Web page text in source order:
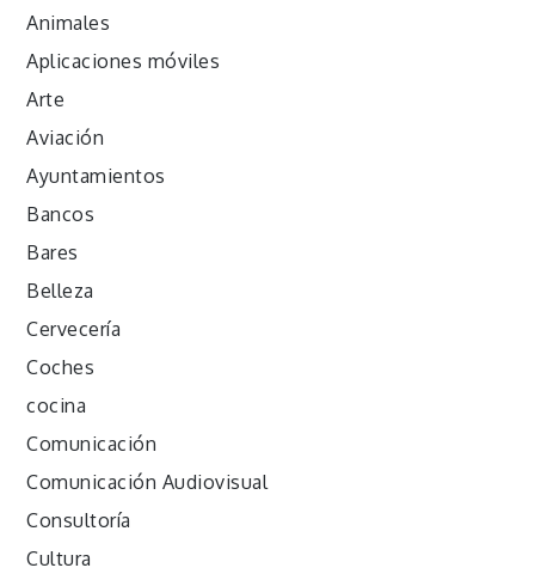
Animales
Aplicaciones móviles
Arte
Aviación
Ayuntamientos
Bancos
Bares
Belleza
Cervecería
Coches
cocina
Comunicación
Comunicación Audiovisual
Consultoría
Cultura